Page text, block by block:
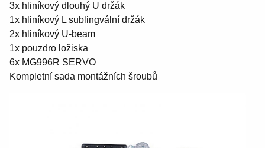
3x hliníkový dlouhý U držák
1x hliníkový L sublingvální držák
2x hliníkový U-beam
1x pouzdro ložiska
6x MG996R SERVO
Kompletní sada montážních šroubů